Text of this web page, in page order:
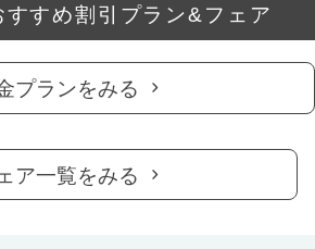
すすめ割引プラン&フェア
プランをみる
ア一覧をみる